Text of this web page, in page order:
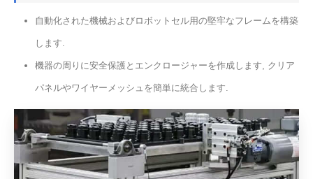
自動化された機械およびロボットセル用の堅牢なフレームを構築
します.
機器の周りに安全保護とエンクロージャーを作成します, クリア
パネルやワイヤーメッシュを簡単に統合します.